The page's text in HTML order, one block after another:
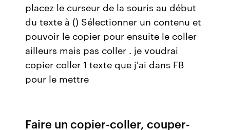
placez le curseur de la souris au début
du texte à () Sélectionner un contenu et
pouvoir le copier pour ensuite le coller
ailleurs mais pas coller . je voudrai
copier coller 1 texte que j'ai dans FB
pour le mettre
Faire un copier-coller, couper-